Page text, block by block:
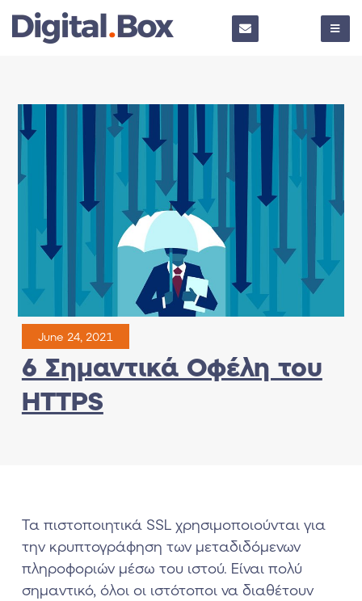
June 24, 2021
6 Σημαντικά Οφέλη του
HTTPS
Τα πιστοποιητικά SSL χρησιμοποιούνται για
την κρυπτογράφηση των μεταδιδόμενων
πληροφοριών μέσω του ιστού. Είναι πολύ
σημαντικό, όλοι οι ιστότοποι να διαθέτουν